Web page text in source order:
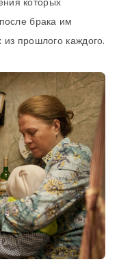
брака им
из прошлого каждого.